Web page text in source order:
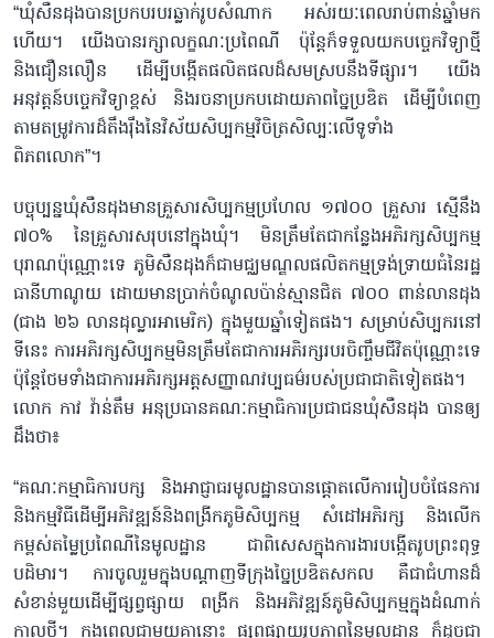
“ឃុំសឺនដុងបានប្រកបរបរឆ្លាក់រូបសំណាក អស់រយៈពេលរាប់ពាន់ឆ្នាំមក
ហើយ។ យើងបានរក្សាលក្ខណៈប្រពៃណី ប៉ុន្តែក៏ទទួលយកបច្ចេកវិទ្យាថ្មី
និងជឿនលឿន ដើម្បីបង្កើតផលិតផលដ៏សមស្របនឹងទីផ្សារ។ យើង
អនុវត្តន៍បច្ចេកវិទ្យាខ្ពស់ និងរចនាប្រកបដោយភាពច្នៃប្រឌិត ដើម្បីបំពេញ
តាមតម្រូវការដ៏តឹងរ៉ឹងនៃវិស័យសិប្បកម្មវិចិត្រសិល្បៈលើទូទាំង
ពិភពលោក”។
បច្ចុប្បន្នឃុំសឺនដុងមានគ្រួសារសិប្បកម្មប្រហែល ១៧០០ គ្រួសារ ស្មើនឹង
៧០% នៃគ្រួសារសរុបនៅក្នុងឃុំ។ មិនត្រឹមតែជាកន្លែងអភិរក្សសិប្បកម្ម
បុរាណប៉ុណ្ណោះទេ ភូមិសឺនដុងក៏ជាមជ្ឈមណ្ឌលផលិតកម្មទ្រង់ទ្រាយធំនៃរដ្ឋ
ធានីហាណូយ ដោយមានប្រាក់ចំណូលប៉ាន់ស្មានជិត ៧០០ ពាន់លានដុង
(ជាង ២៦ លានដុល្លារអាមេរិក) ក្នុងមួយឆ្នាំទៀតផង។ សម្រាប់សិប្បករនៅ
ទីនេះ ការអភិរក្សសិប្បកម្មមិនត្រឹមតែជាការអភិរក្សរបរចិញ្ចឹមជីវិតប៉ុណ្ណោះទេ
ប៉ុន្តែថែមទាំងជាការអភិរក្សអត្តសញ្ញាណវប្បធម៌របស់ប្រជាជាតិទៀតផង។
លោក កាវ វ៉ាន់តឹម អនុប្រធានគណៈកម្មាធិការប្រជាជនឃុំសឺនដុង បានឲ្យ
ដឹងថា៖
“គណៈកម្មាធិការបក្ស និងអាជ្ញាធរមូលដ្ឋានបានផ្តោតលើការរៀបចំផែនការ
និងកម្មវិធីដើម្បីអភិវឌ្ឍន៍និងពង្រីកភូមិសិប្បកម្ម សំដៅអភិរក្ស និងលើក
កម្ពស់តម្លៃប្រពៃណីនៃមូលដ្ឋាន ជាពិសេសក្នុងការងារបង្កើតរូបព្រះពុទ្ធ
បដិមារ។ ការចូលរួមក្នុងបណ្តាញទីក្រុងច្នៃប្រឌិតសកល គឺជាជំហានដ៏
សំខាន់មួយដើម្បីផ្សព្វផ្សាយ ពង្រីក និងអភិវឌ្ឍន៍ភូមិសិប្បកម្មក្នុងដំណាក់